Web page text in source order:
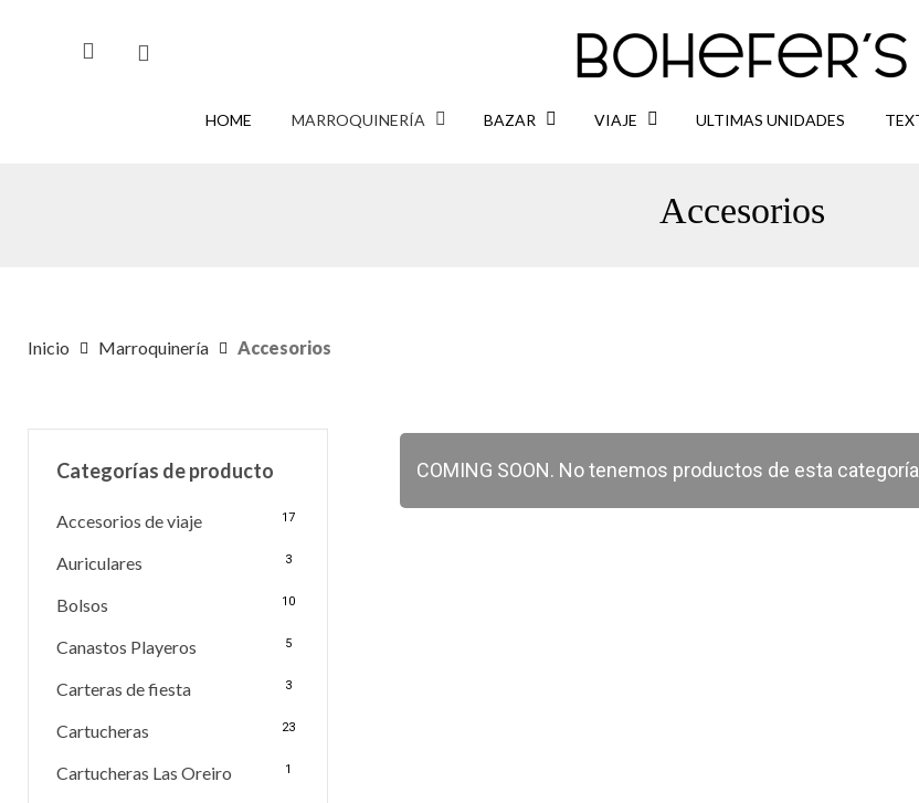
HOME MARROQUINERÍA BAZAR VIAJE ULTIMAS UNIDADES
Accesorios
Inicio Marroquinería Accesorios
Categorías de producto
Accesorios de viaje 17
Auriculares 3
Bolsos 10
Canastos Playeros 5
Carteras de fiesta 3
Cartucheras 23
Cartucheras Las Oreiro 1
COMING SOON. No tenemos productos de esta